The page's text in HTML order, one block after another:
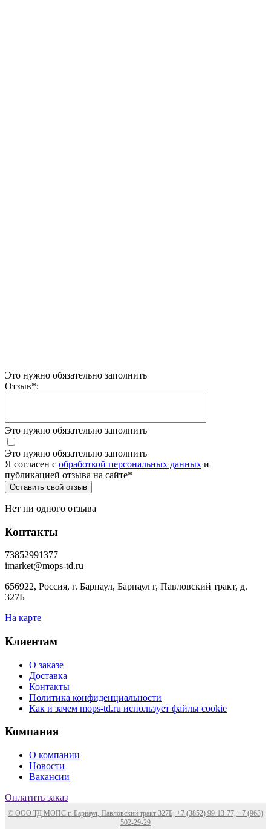
Это нужно обязательно заполнить
Отзыв*:
Это нужно обязательно заполнить
Это нужно обязательно заполнить
Я согласен c обработкой персональных данных и
публикацией отзыва на сайте*
Нет ни одного отзыва
Контакты
73852991377
imarket@mops-td.ru
656922, Россия, г. Барнаул, Барнаул г, Павловский тракт, д.
327Б
На карте
Клиентам
О заказе
Доставка
Контакты
Политика конфиденциальности
Как и зачем mops-td.ru использует файлы cookie
Компания
О компании
Новости
Вакансии
Оплатить заказ
© ООО ТД МОПС г. Барнаул, Павловский тракт 327Б, +7 (3852) 99-13-77, +7 (963)
502-29-29